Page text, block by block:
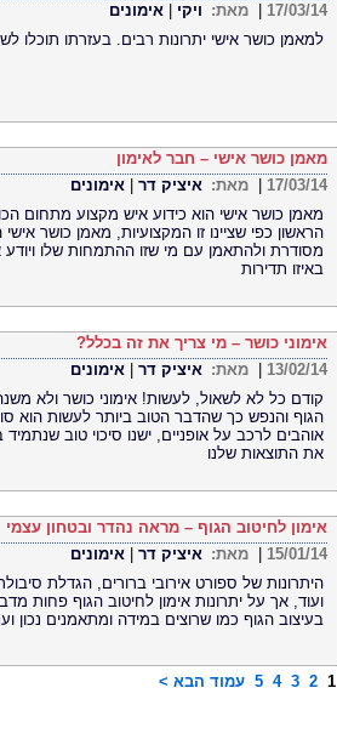
17/03/14
מאת: ויקי
אימונים
למאמן כושר אישי יתרונות רבים. בעזרתו תוכלו
מאמן כושר אישי – חבר לאימון
17/03/14
מאת: איציק דר
אימונים
מאמן כושר אישי הוא כידוע איש מקצוע מתחום
הראשון כפי שציינו זו המקצועיות, מאמן כושר
מסודרת ולהתאמן עם מי שזו ההתמחות שלו
באיזו תדירות
אימוני כושר – מי צריך את זה בכלל?
13/02/14
מאת: איציק דר
אימונים
קודם כל לא לשאול, לעשות! אימוני כושר ולא
הגוף והנפש כך שהדבר הטוב ביותר לעשות הוא
אוהבים לרכב על אופניים, ישנו סיכוי טוב
את התוצאות שלנו
אימון לחיטוב הגוף – מראה נהדר ובטחון עצמי
15/01/14
מאת: איציק דר
אימונים
היתרונות של ספורט אירובי ברורים, הגדלת
ועוד, אך על יתרונות אימון לחיטוב הגוף פחות
בעיצוב הגוף כמו שרוצים במידה ומתאמנים נכון
1
2
3
4
5 עמוד הבא >